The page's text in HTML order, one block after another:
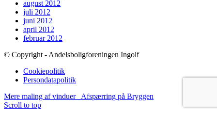
august 2012
juli 2012
juni 2012
april 2012
februar 2012
© Copyright - Andelsboligforeningen Ingolf
Cookiepolitik
Persondatapolitik
Mere maling af vinduer
Afspærring på Bryggen
Scroll to top